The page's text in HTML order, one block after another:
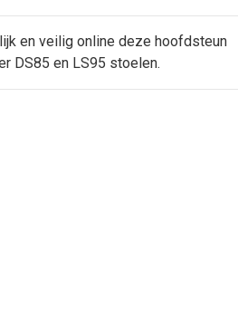
en veilig online deze hoofdsteun
DS85 en LS95 stoelen.